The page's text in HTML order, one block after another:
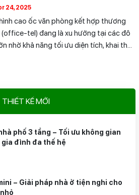
cải tạo hiện đại – tiết kiệm – đúng
giúp doanh nghiệp tối ưu công
và tăng khả năng khai thác thương mại
24, 2025
cao ốc văn phòng kết hợp thương
tel) đang là xu hướng tại các đô
nhờ khả năng tối ưu diện tích, khai thác
kết cấu bền vững, chuẩn phong thủy và
hiệu quả sử dụng và thu hút khách thuê
THIẾT KẾ MỚI
phố 3 tầng – Tối ưu không gian
gia đình đa thế hệ
– Giải pháp nhà ở tiện nghi cho